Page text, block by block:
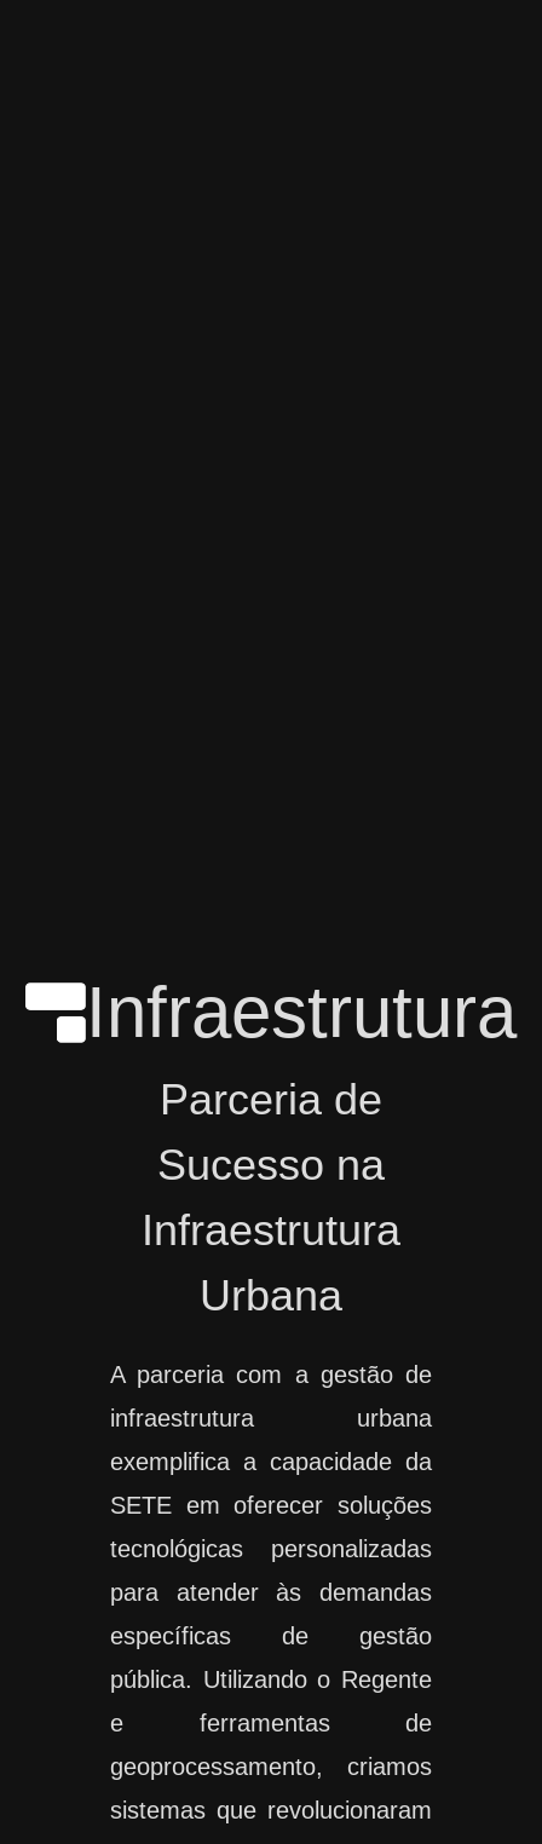
Infraestrutura
Parceria de
Sucesso na
Infraestrutura
Urbana
A parceria com a gestão de
infraestrutura urbana
exemplifica a capacidade da
SETE em oferecer soluções
tecnológicas personalizadas
para atender às demandas
específicas de gestão
pública. Utilizando o Regente
e ferramentas de
geoprocessamento, criamos
sistemas que revolucionaram